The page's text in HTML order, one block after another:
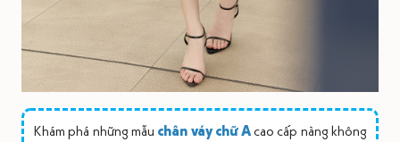
Khám phá những mẫu chân váy chữ Acao cấp nàng không